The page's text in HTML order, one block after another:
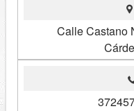
Calle Castano